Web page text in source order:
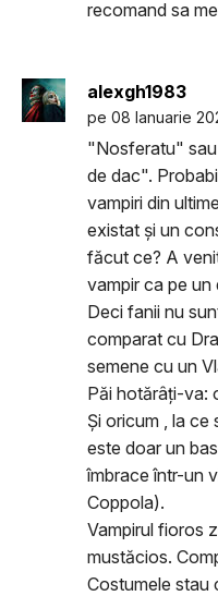
recomand sa
alexgh1983
pe 08 Ianuarie
"Nosferatu"
de dac".
vampiri din
existat și un
făcut ce? A
vampir ca pe un
Deci fanii nu
comparat cu
semene cu un
Păi hotărâți-va:
Și oricum , la ce
este doar un
îmbrace într-un
Coppola).
Vampirul fioros
mustăcios.
Costumele stau